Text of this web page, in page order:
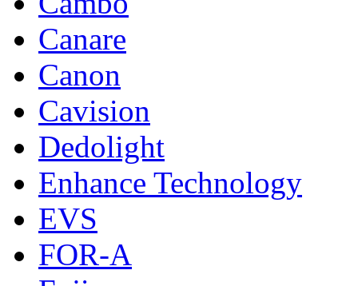
Canare
Canon
Cavision
Dedolight
Enhance Technology
EVS
FOR-A